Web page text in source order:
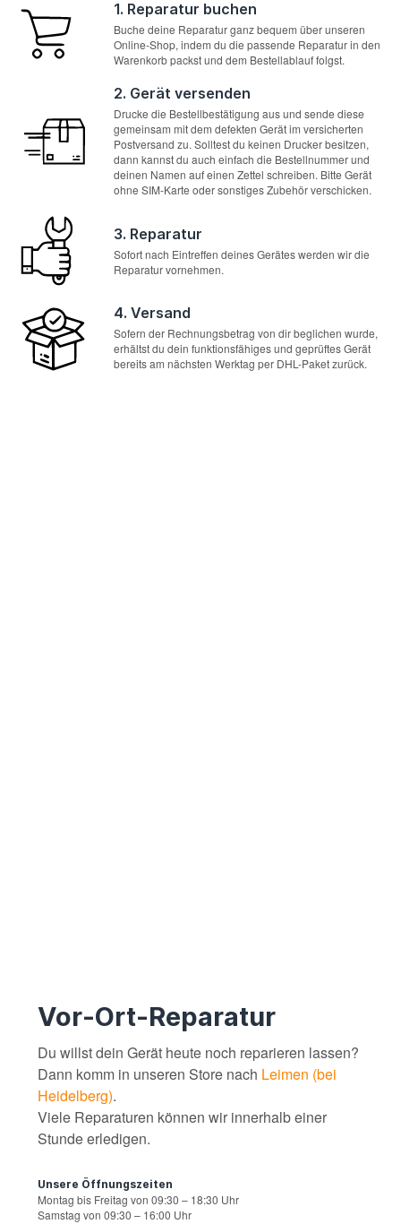
1. Reparatur buchen
Buche deine Reparatur ganz bequem über unseren
Online-Shop, indem du die passende Reparatur in den
Warenkorb packst und dem Bestellablauf folgst.
2. Gerät versenden
Drucke die Bestellbestätigung aus und sende diese
gemeinsam mit dem defekten Gerät im versicherten
Postversand zu. Solltest du keinen Drucker besitzen,
dann kannst du auch einfach die Bestellnummer und
deinen Namen auf einen Zettel schreiben. Bitte Gerät
ohne SIM-Karte oder sonstiges Zubehör verschicken.
3. Reparatur
Sofort nach Eintreffen deines Gerätes werden wir die
Reparatur vornehmen.
4. Versand
Sofern der Rechnungsbetrag von dir beglichen wurde,
erhältst du dein funktionsfähiges und geprüftes Gerät
bereits am nächsten Werktag per DHL-Paket zurück.
Vor-Ort-Reparatur
Du willst dein Gerät heute noch reparieren lassen?
Dann komm in unseren Store nach Leimen (bei
Heidelberg).
Viele Reparaturen können wir innerhalb einer
Stunde erledigen.
Unsere Öffnungszeiten
Montag bis Freitag von 09:30 – 18:30 Uhr
Samstag von 09:30 – 16:00 Uhr